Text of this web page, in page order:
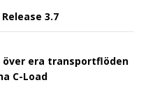
3.7
era transportflöden
C-Load